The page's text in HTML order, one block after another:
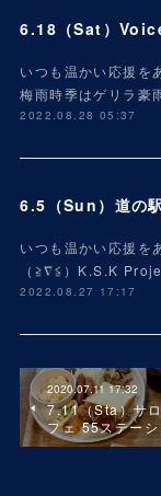
いつも温かい応援を
梅雨時季はゲリラ豪
2022.08.28 05:37
いつも温かい応援を
（≧∇≦）K.S.K
2022.08.27 17:17
2020.07.11 17:32
7.11（Sta）サ
フェ 55ステー